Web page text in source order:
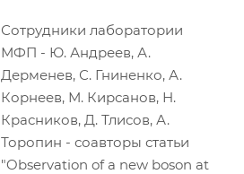
Сотрудники лаборатории
МФП - Ю. Андреев, А.
Дерменев, С. Гниненко, А.
Корнеев, М. Кирсанов, Н.
Красников, Д. Тлисов, А.
Торопин - соавторы статьи
"Observation of a new boson at